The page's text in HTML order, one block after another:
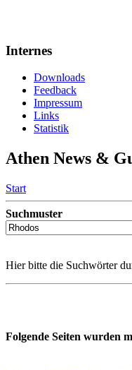
Internes
Downloads
Feedback
Impressum
Links
Statistik
Athen News &
Start
Suchmuster
Hier bitte die Suchwörter
Folgende Seiten wurden